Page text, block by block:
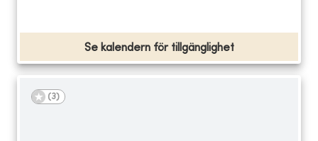
Se kalendern för tillgänglighet
(3)